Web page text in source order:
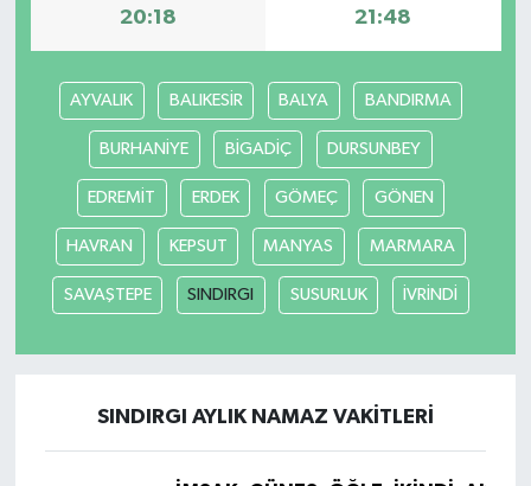
20:18 21:48
AYVALIK BALIKESİR BALYA BANDIRMA
BURHANİYE BİGADİÇ DURSUNBEY
EDREMİT ERDEK GÖMEÇ GÖNEN
HAVRAN KEPSUT MANYAS MARMARA
SAVAŞTEPE SINDIRGI SUSURLUK İVRİNDİ
SINDIRGI AYLIK NAMAZ VAKITLERI
Yaşam
Yeme-İçme
Yemek